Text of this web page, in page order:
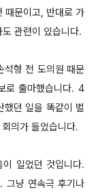
때문이고, 반대로 가
관련이 있습니다.
석형 전 도의원 때문
로 출마했습니다. 4
했던 일을 똑같이 벌
의가 들었습니다.
일었던 것입니다.
그냥 연속극 후기나